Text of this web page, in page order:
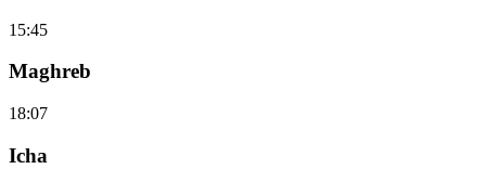
15:45
Maghreb
18:07
Icha